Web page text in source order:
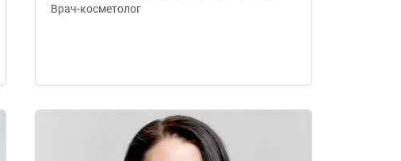
Врач-косметолог